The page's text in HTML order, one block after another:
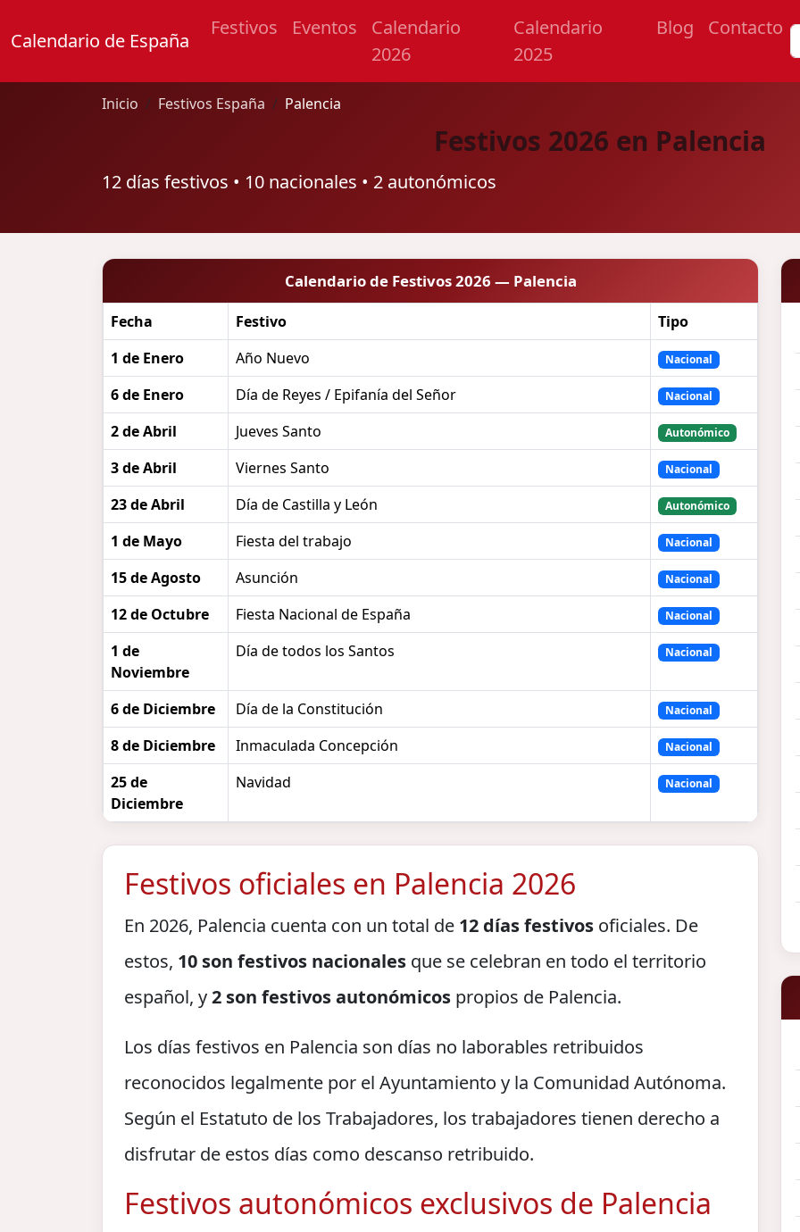
Calendario de España
Festivos Eventos
Calendario
2026
Calendario
2025
Blog Contacto
Inicio Festivos España Palencia
Festivos 2026 en Palencia
12 días festivos • 10 nacionales • 2 autonómicos
Calendario de Festivos 2026 — Palencia
Fecha Festivo
Tipo
1 de Enero
Año Nuevo Nacional
6 de Enero Día de Reyes / Epifanía del Señor Nacional
2 de Abril Jueves Santo Autonómico
3 de Abril Viernes Santo Nacional
23 de Abril Día de Castilla y León Autonómico
1 de Mayo Fiesta del trabajo Nacional
15 de Agosto Asunción Nacional
12 de Octubre Fiesta Nacional de España Nacional
1 de
Noviembre
Día de todos los Santos Nacional
6 de Diciembre Día de la Constitución Nacional
8 de Diciembre Inmaculada Concepción Nacional
25 de
Diciembre
Navidad Nacional
Festivos oficiales en Palencia 2026
En 2026, Palencia cuenta con un total de 12 días festivos oficiales. De
estos, 10 son festivos nacionales que se celebran en todo el territorio
español, y2 son festivos autonómicos propios de Palencia.
Los días festivos en Palencia son días no laborables retribuidos
reconocidos legalmente por el Ayuntamiento y la Comunidad Autónoma.
Según el Estatuto de los Trabajadores, los trabajadores tienen derecho a
disfrutar de estos días como descanso retribuido.
Festivos autonómicos exclusivos de Palencia